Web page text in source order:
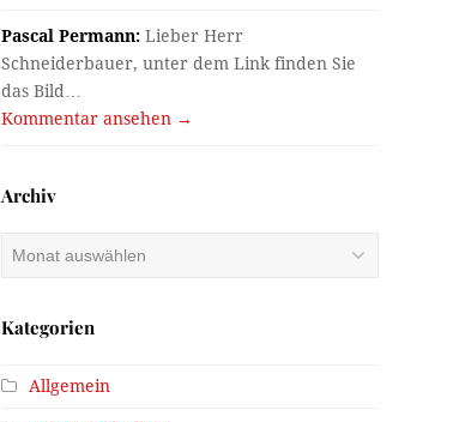
Pascal Permann: Lieber Herr
Schneiderbauer, unter dem Link finden Sie
das Bild…
Kommentar ansehen →
Archiv
Kategorien
Allgemein